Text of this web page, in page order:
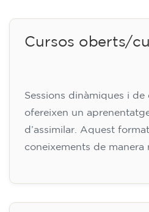
Cursos oberts/
Sessions dinàmiques i
ofereixen un
d’assimilar. Aquest
coneixements de manera